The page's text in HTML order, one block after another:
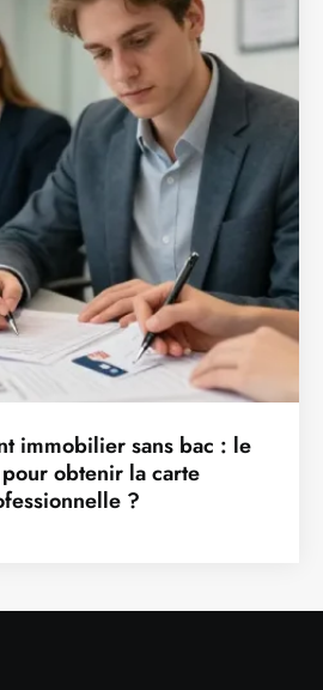
immobilier sans bac : le
obtenir la carte
?